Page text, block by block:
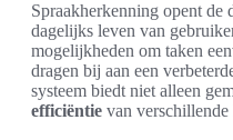
Spraakherkenning opent de
dagelijks leven van
mogelijkheden om taken
dragen bij aan een
systeem biedt niet alleen
efficiëntie van verschillende